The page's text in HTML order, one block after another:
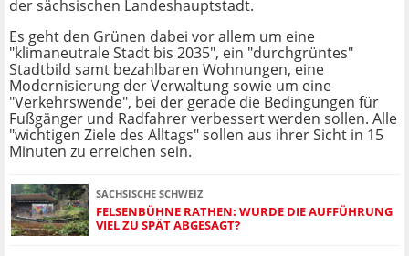
der sächsischen Landeshauptstadt.
Es geht den Grünen dabei vor allem um eine
"klimaneutrale Stadt bis 2035", ein "durchgrüntes"
Stadtbild samt bezahlbaren Wohnungen, eine
Modernisierung der Verwaltung sowie um eine
"Verkehrswende", bei der gerade die Bedingungen für
Fußgänger und Radfahrer verbessert werden sollen. Alle
"wichtigen Ziele des Alltags" sollen aus ihrer Sicht in 15
Minuten zu erreichen sein.
SÄCHSISCHE SCHWEIZ
FELSENBÜHNE RATHEN: WURDE DIE AUFFÜHRUNG
VIEL ZU SPÄT ABGESAGT?